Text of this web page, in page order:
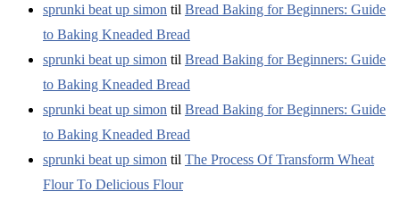
sprunki beat up simon til Bread Baking for Beginners: Guide
to Baking Kneaded Bread
sprunki beat up simon til Bread Baking for Beginners: Guide
to Baking Kneaded Bread
sprunki beat up simon til Bread Baking for Beginners: Guide
to Baking Kneaded Bread
sprunki beat up simon til The Process Of Transform Wheat
Flour To Delicious Flour